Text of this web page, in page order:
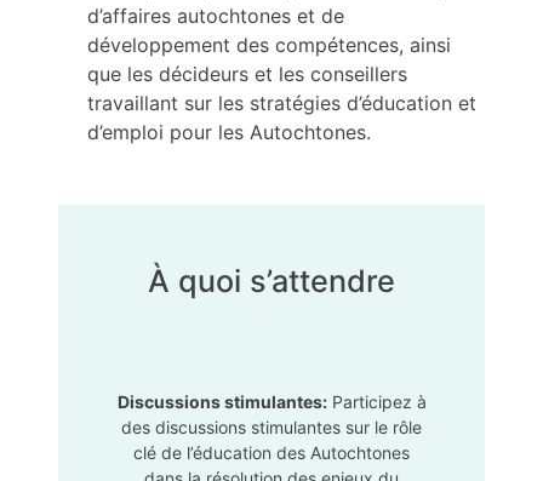
d’affaires autochtones et de
développement des compétences, ainsi
que les décideurs et les conseillers
travaillant sur les stratégies d’éducation et
d’emploi pour les Autochtones.
À quoi s’attendre
Discussions stimulantes:Participez à
des discussions stimulantes sur le rôle
clé de l’éducation des Autochtones